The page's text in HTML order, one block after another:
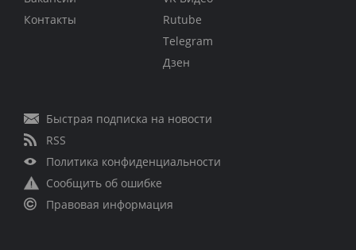
Контакты
Rutube
Telegram
Дзен
Быстрая подписка на новости
RSS
Политика конфиденциальности
Сообщить об ошибке
Правовая информация